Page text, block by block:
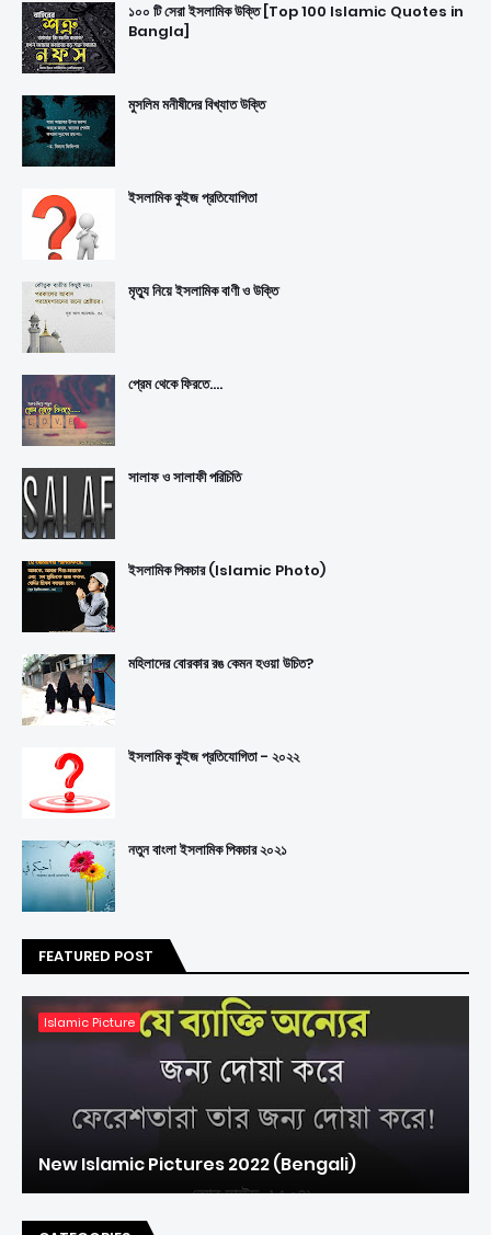
১০০ টি সেরা ইসলামিক উক্তি [Top 100 Islamic Quotes in
Bangla]
মুসলিম মনীষীদের বিখ্যাত উক্তি
ইসলামিক কুইজ প্রতিযোগিতা
মৃত্যু নিয়ে ইসলামিক বাণী ও উক্তি
প্রেম থেকে ফিরতে....
সালাফ ও সালাফী পরিচিতি
ইসলামিক পিকচার (Islamic Photo)
মহিলাদের বোরকার রঙ কেমন হওয়া উচিত?
ইসলামিক কুইজ প্রতিযোগিতা - ২০২২
নতুন বাংলা ইসলামিক পিকচার ২০২১
FEATURED POST
Islamic Picture
New Islamic Pictures 2022 (Bengali)